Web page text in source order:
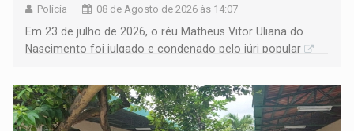
Polícia 08 de Agosto de 2026 às 14:07
Em 23 de julho de 2026, o réu Matheus Vitor Uliana do
Nascimento foi julgado e condenado pelo júri popular